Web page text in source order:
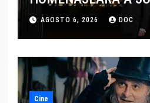
MARCANDO EL
DEL DRAMATISMO
AGOSTO 6, 2026 DOC
Cine